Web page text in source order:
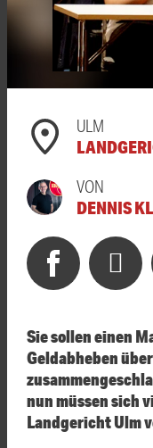
ULM
VON
DENNIS
Sie sollen einen
Geldabheben
nun müssen sich
LandgerichtUlm